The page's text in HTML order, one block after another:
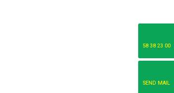
58 38 23 00
SEND MAIL